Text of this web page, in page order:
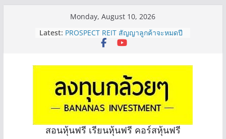
Monday, August 10, 2026
Latest: PROSPECT REIT สัญญาลูกค้าจะหมดปี
ไหม จะทราบได้ยังไง? | Q&A กล้วยๆ
PROSPECT REIT มือใหม่ ลงทุนได้ไหม
ครับ? | Q&A กล้วยๆ EP.1167
Hot Topic! อัปเดทงบ สื่อสาร, ค้าปลีก
ตัวไหนเหมาะถือเอาปันผล? | Hot Topic
EP.41
หุ้นซอสภูเขาทอง Sauce เหมาะถือเป็น
หุ้นปันผลไหม? | Q&A กล้วยๆ EP.1166
OSP vs CBG vs ICHI ควร DCA ตัวไหน
สอนหุ้นฟรี เรียนหุ้นฟรี คอร์สหุ้นฟรี